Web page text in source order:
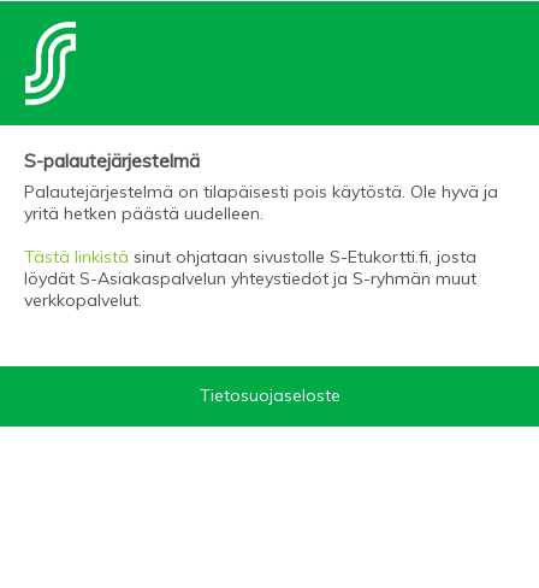
S-palautejärjestelmä
Palautejärjestelmä on tilapäisesti pois käytöstä. Ole hyvä ja
yritä hetken päästä uudelleen.
Tästä linkistä sinut ohjataan sivustolle S-Etukortti.fi, josta
löydät S-Asiakaspalvelun yhteystiedot ja S-ryhmän muut
verkkopalvelut.
Tietosuojaseloste